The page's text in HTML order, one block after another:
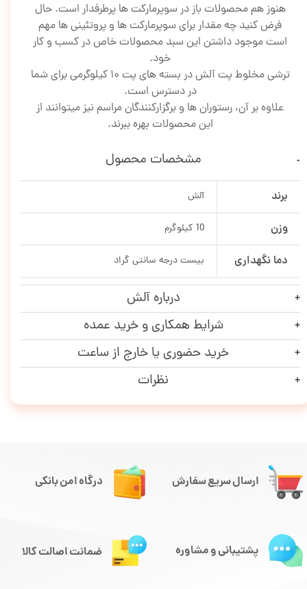
هنوز هم محصولات باز در سوپرمارکت ها پرطرفدار است. حال
فرض کنید چه مقدار برای سوپرمارکت ها و پروتئینی ها مهم
است موجود داشتن این سبد محصولات خاص در کسب و کار
خود.
ترشی مخلوط پت آلش در بسته های پت 10 کیلوگرمی برای شما
در دسترس است.
علاوه بر آن، رستوران ها و برگزارکنندگان مراسم نیز میتوانند از
این محصولات بهره ببرند.
مشخصات محصول
برند آلش
وزن 10 کیلوگرم
دما نگهداری بیست درجه سانتی گراد
درباره آلش
شرایط همکاری و خرید عمده
خرید حضوری یا خارج از ساعت
نظرات
ارسال سریع سفارش درگاه امن بانکی
پشتیبانی و مشاوره ضمانت اصالت کالا